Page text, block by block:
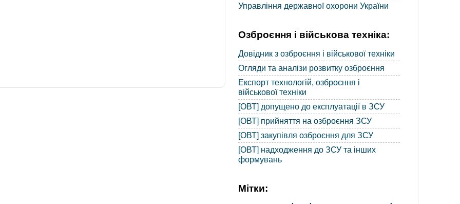
Управління державної охорони України
Озброєння і військова техніка:
Довідник з озброєння і військової техніки
Огляди та аналізи розвитку озброєння
Експорт технологій, озброєння і
військової техніки
[ОВТ] допущено до експлуатації в ЗСУ
[ОВТ] прийняття на озброєння ЗСУ
[ОВТ] закупівля озброєння для ЗСУ
[ОВТ] надходження до ЗСУ та інших
формувань
Мітки: